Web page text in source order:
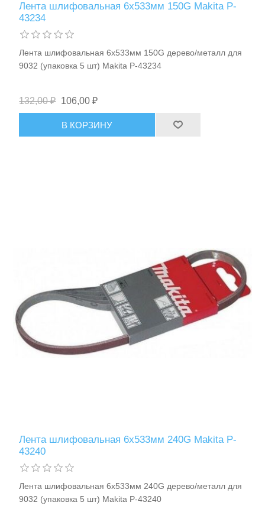
Лента шлифовальная 6х533мм 150G Makita P-
43234
Лента шлифовальная 6х533мм 150G дерево/металл для
9032 (упаковка 5 шт) Makita P-43234
132,00 ₽ 106,00 ₽
В КОРЗИНУ
Лента шлифовальная 6х533мм 240G Makita P-
43240
Лента шлифовальная 6х533мм 240G дерево/металл для
9032 (упаковка 5 шт) Makita P-43240